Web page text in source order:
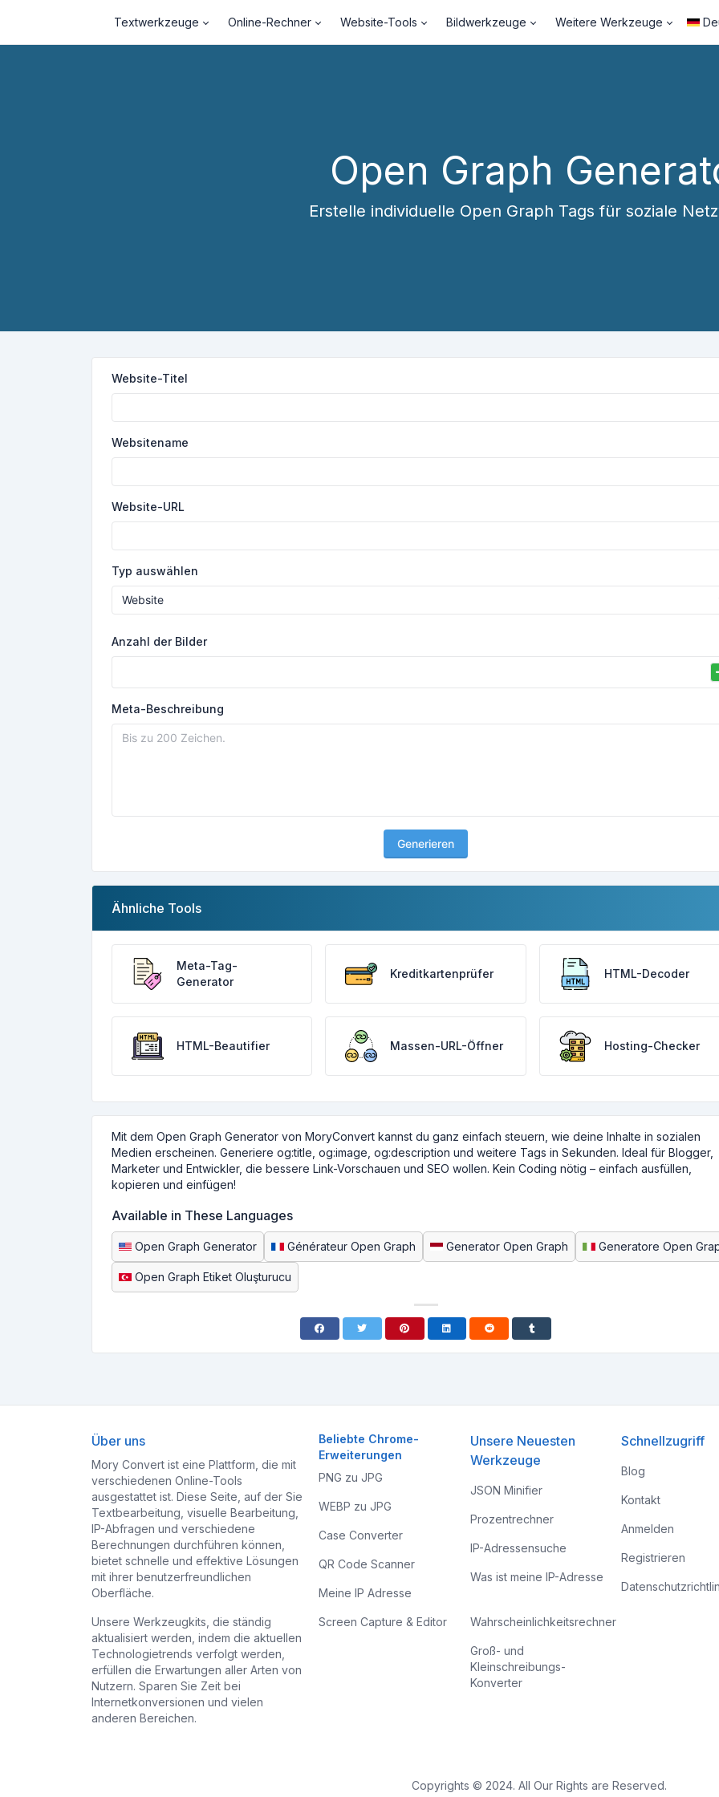
Textwerkzeuge Online-Rechner Website-Tools Bildwerkzeuge Weitere Werkzeuge
Open Graph
Erstelle individuelle Open Graph Tags für soziale
Website-Titel
Websitename
Website-URL
Typ auswählen
Anzahl der Bilder
Meta-Beschreibung
Generieren
Ähnliche Tools
Meta-Tag-
Generator
Kreditkartenprüfer HTML-Decoder
HTML-Beautifier Massen-URL-Öffner Hosting-Checker
Mit dem Open Graph Generator von MoryConvert kannst du ganz einfach steuern, wie deine Inhalte in sozialen
Medien erscheinen. Generiere og:title, og:image, og:description und weitere Tags in Sekunden. Ideal für Blogger,
Marketer und Entwickler, die bessere Link-Vorschauen und SEO wollen. Kein Coding nötig – einfach ausfüllen,
kopieren und einfügen!
Available in These Languages
Open Graph Generator Générateur Open Graph Generator Open Graph Generatore Open
Open Graph Etiket Oluşturucu
Über uns
Mory Convert ist eine Plattform, die mit
verschiedenen Online-Tools
ausgestattet ist. Diese Seite, auf der Sie
Textbearbeitung, visuelle Bearbeitung,
IP-Abfragen und verschiedene
Berechnungen durchführen können,
bietet schnelle und effektive Lösungen
mit ihrer benutzerfreundlichen
Oberfläche.
Unsere Werkzeugkits, die ständig
aktualisiert werden, indem die aktuellen
Technologietrends verfolgt werden,
erfüllen die Erwartungen aller Arten von
Nutzern. Sparen Sie Zeit bei
Internetkonversionen und vielen
anderen Bereichen.
Beliebte Chrome-
Erweiterungen
PNG zu JPG
WEBP zu JPG
Case Converter
QR Code Scanner
Meine IP Adresse
Screen Capture & Editor
Unsere Neuesten
Werkzeuge
JSON Minifier
Prozentrechner
IP-Adressensuche
Was ist meine IP-Adresse
Wahrscheinlichkeitsrechner
Groß- und
Kleinschreibungs-
Konverter
Schnellzugriff
Blog
Kontakt
Anmelden
Registrieren
Copyrights © 2024. All Our Rights are Reserved.